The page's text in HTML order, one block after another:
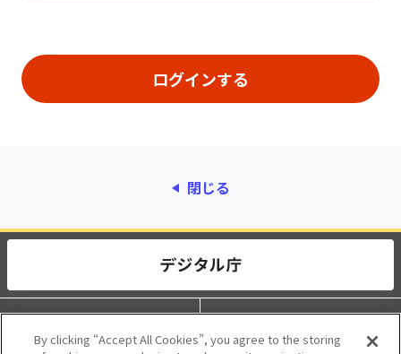
閉じる
動作環境 個人情報保護
By clicking “Accept All Cookies”, you agree to the storing